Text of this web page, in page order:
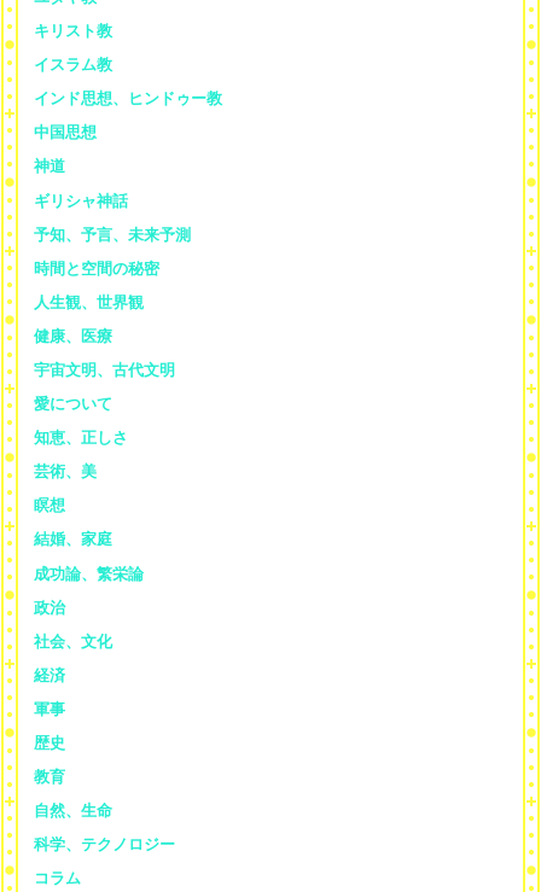
キリスト教
イスラム教
インド思想、ヒンドゥー教
中国思想
神道
ギリシャ神話
予知、予言、未来予測
時間と空間の秘密
人生観、世界観
健康、医療
宇宙文明、古代文明
愛について
知恵、正しさ
芸術、美
瞑想
結婚、家庭
成功論、繁栄論
政治
社会、文化
経済
軍事
歴史
教育
自然、生命
科学、テクノロジー
コラム